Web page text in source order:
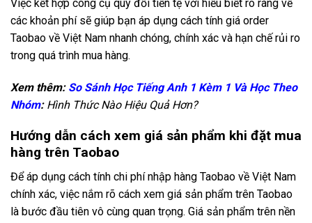
Việc kết hợp công cụ quy đổi tiền tệ với hiểu biết rõ ràng về
các khoản phí sẽ giúp bạn áp dụng cách tính giá order
Taobao về Việt Nam nhanh chóng, chính xác và hạn chế rủi ro
trong quá trình mua hàng.
Xem thêm: So Sánh Học Tiếng Anh 1 Kèm 1 Và Học Theo
Nhóm:Hình Thức Nào Hiệu Quả Hơn?
Hướng dẫn cách xem giá sản phẩm khi đặt mua
hàng trên Taobao
Để áp dụng cách tính chi phí nhập hàng Taobao về Việt Nam
chính xác, việc nắm rõ cách xem giá sản phẩm trên Taobao
là bước đầu tiên vô cùng quan trọng. Giá sản phẩm trên nền